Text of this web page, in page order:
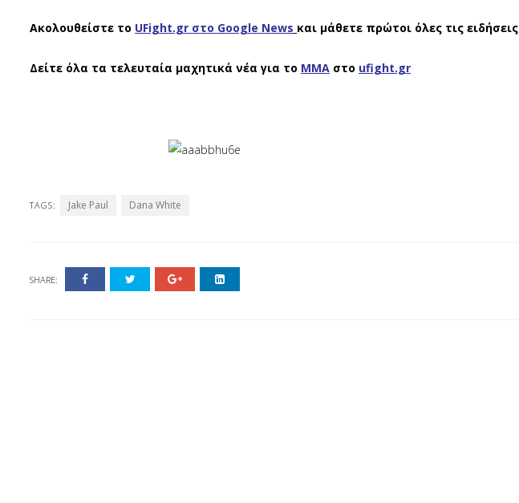
Ακολουθείστε το UFight.gr στο Google News και μάθετε πρώτοι όλες τις ειδήσεις
Δείτε όλα τα τελευταία μαχητικά νέα για το ΜΜΑ στο ufight.gr
TAGS: Jake Paul Dana White
SHARE: